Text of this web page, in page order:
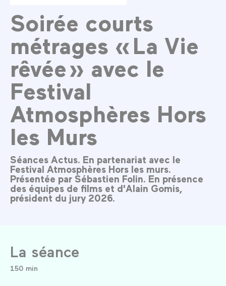
Soirée courts
métrages « La Vie
rêvée » avec le
Festival
Atmosphères Hors
les Murs
Séances Actus. En partenariat avec le
Festival Atmosphères Hors les murs.
Présentée par Sébastien Folin. En présence
des équipes de films et d'Alain Gomis,
président du jury 2026.
La séance
150 min